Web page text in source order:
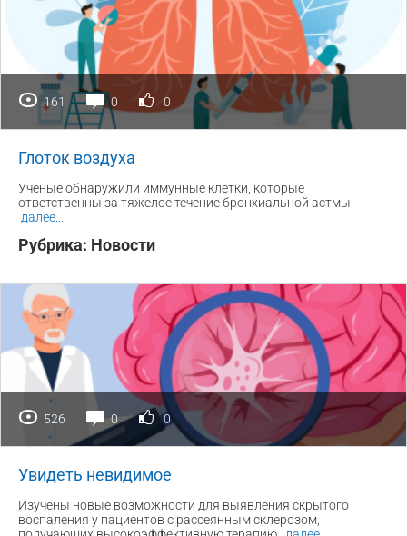
161 0 0
Глоток воздуха
Ученые обнаружили иммунные клетки, которые
ответственны за тяжелое течение бронхиальной астмы.
далее...
Рубрика: Новости
526 0 0
Увидеть невидимое
Изучены новые возможности для выявления скрытого
воспаления у пациентов с рассеянным склерозом,